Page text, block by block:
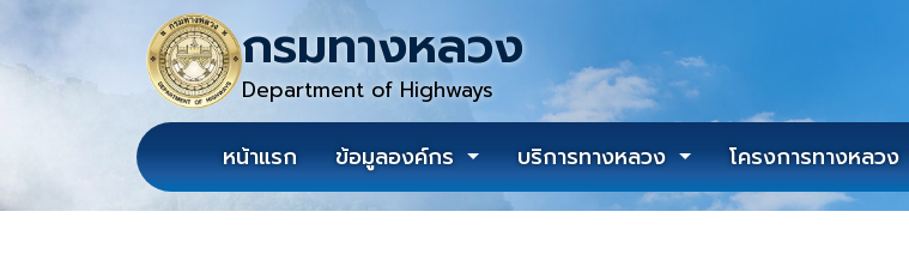
กรมทางหลวง
Department of Highways
หน้าแรก ข้อมูลองค์กร บริการทางหลวง โครงการทางหลวง